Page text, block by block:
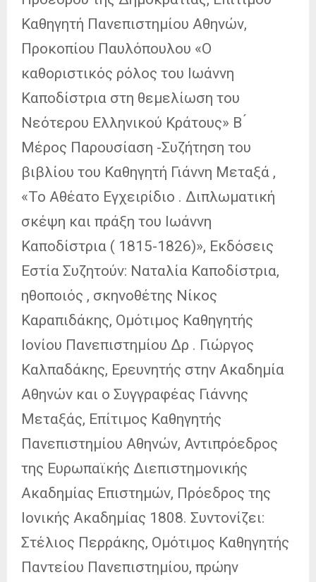
Καθηγητή Πανεπιστημίου Αθηνών,
Προκοπίου Παυλόπουλου «Ο
καθοριστικός ρόλος του Ιωάννη
Καποδίστρια στη θεμελίωση του
Νεότερου Ελληνικού Κράτους» Β ́
Μέρος Παρουσίαση -Συζήτηση του
βιβλίου του Καθηγητή Γιάννη Μεταξά ,
«Το Αθέατο Εγχειρίδιο . Διπλωματική
σκέψη και πράξη του Ιωάννη
Καποδίστρια ( 1815-1826)», Εκδόσεις
Εστία Συζητούν: Ναταλία Καποδίστρια,
ηθοποιός , σκηνοθέτης Νίκος
Καραπιδάκης, Ομότιμος Καθηγητής
Ιονίου Πανεπιστημίου Δρ . Γιώργος
Καλπαδάκης, Ερευνητής στην Ακαδημία
Αθηνών και ο Συγγραφέας Γιάννης
Μεταξάς, Επίτιμος Καθηγητής
Πανεπιστημίου Αθηνών, Αντιπρόεδρος
της Ευρωπαϊκής Διεπιστημονικής
Ακαδημίας Επιστημών, Πρόεδρος της
Ιονικής Ακαδημίας 1808. Συντονίζει:
Στέλιος Περράκης, Ομότιμος Καθηγητής
Παντείου Πανεπιστημίου, πρώην